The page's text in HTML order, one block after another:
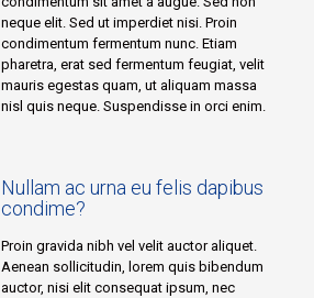
neque elit. Sed ut imperdiet nisi. Proin
condimentum fermentum nunc. Etiam
pharetra, erat sed fermentum feugiat, velit
mauris egestas quam, ut aliquam massa
nisl quis neque. Suspendisse in orci enim.
Nullam ac urna eu felis dapibus
condime?
Proin gravida nibh vel velit auctor aliquet.
Aenean sollicitudin, lorem quis bibendum
auctor, nisi elit consequat ipsum, nec